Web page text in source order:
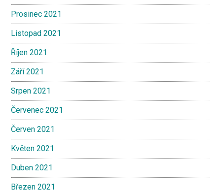
Prosinec 2021
Listopad 2021
Říjen 2021
Září 2021
Srpen 2021
Červenec 2021
Červen 2021
Květen 2021
Duben 2021
Březen 2021